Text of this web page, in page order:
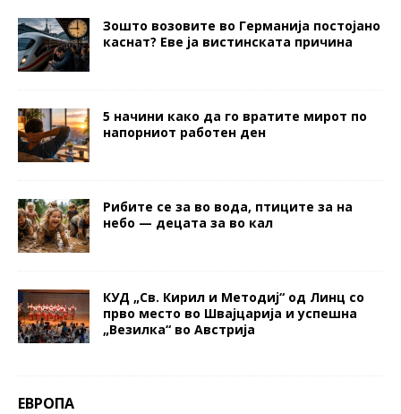
Зошто возовите во Германија постојано
каснат? Еве ја вистинската причина
5 начини како да го вратите мирот по
напорниот работен ден
Рибите се за во вода, птиците за на
небо — децата за во кал
КУД „Св. Кирил и Методиј“ од Линц со
прво место во Швајцарија и успешна
„Везилка“ во Австрија
ЕВРОПА